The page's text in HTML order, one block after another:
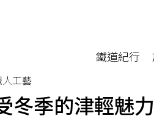
鐵道紀行
工藝
季的津輕魅力